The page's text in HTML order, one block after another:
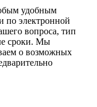
удобным
по электронной
вопроса, тип
сроки. Мы
о возможных